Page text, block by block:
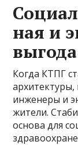
ная и
Когда КТПГ
инженеры и
жители.
основа для